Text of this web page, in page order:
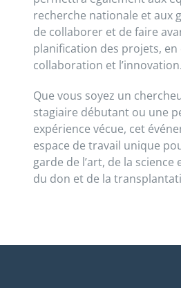
recherche nationale et aux
de collaborer et de faire
planification des projets,
collaboration et l’innovation.
Que vous soyez un
stagiaire débutant ou une
expérience vécue, cet
espace de travail unique
garde de l’art, de la
du don et de la